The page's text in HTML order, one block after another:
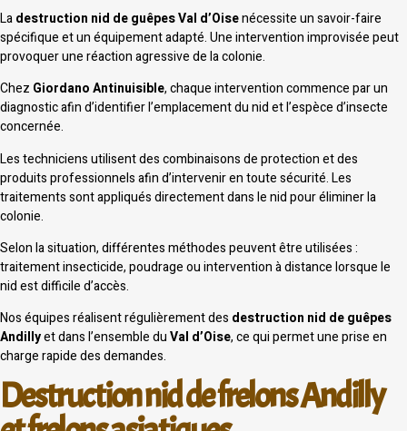
Ladestruction nid de guêpes Val d’Oisenécessite un savoir-faire
spécifique et un équipement adapté. Une intervention improvisée peut
provoquer une réaction agressive de la colonie.
Chez Giordano Antinuisible, chaque intervention commence par un
diagnostic afin d’identifier l’emplacement du nid et l’espèce d’insecte
concernée.
Les techniciens utilisent des combinaisons de protection et des
produits professionnels afin d’intervenir en toute sécurité. Les
traitements sont appliqués directement dans le nid pour éliminer la
colonie.
Selon la situation, différentes méthodes peuvent être utilisées :
traitement insecticide, poudrage ou intervention à distance lorsque le
nid est difficile d’accès.
Nos équipes réalisent régulièrement des destruction nid de guêpes
Andillyet dans l’ensemble duVal d’Oise, ce qui permet une prise en
charge rapide des demandes.
Destruction nid de frelons Andilly